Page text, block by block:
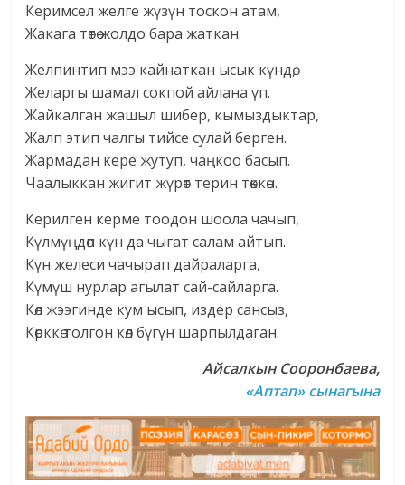
Керимсел желге жүзүн тоскон атам,
Жакага төтө жолдо бара жаткан.
Желпинтип мээ кайнаткан ысык күндө,
Желаргы шамал сокпой айлана үп.
Жайкалган жашыл шибер, кымыздыктар,
Жалп этип чалгы тийсе сулай берген.
Жармадан кере жутуп, чаңкоо басып.
Чаалыккан жигит жүрөт терин төккөн.
Керилген керме тоодон шоола чачып,
Күлмүңдөп күн да чыгат салам айтып.
Күн желеси чачырап дайраларга,
Күмүш нурлар агылат сай-сайларга.
Көл жээгинде кум ысып, издер сансыз,
Көрккө толгон көл бүгүн шарпылдаган.
Айсалкын Сооронбаева,
«Аптап» сынагына